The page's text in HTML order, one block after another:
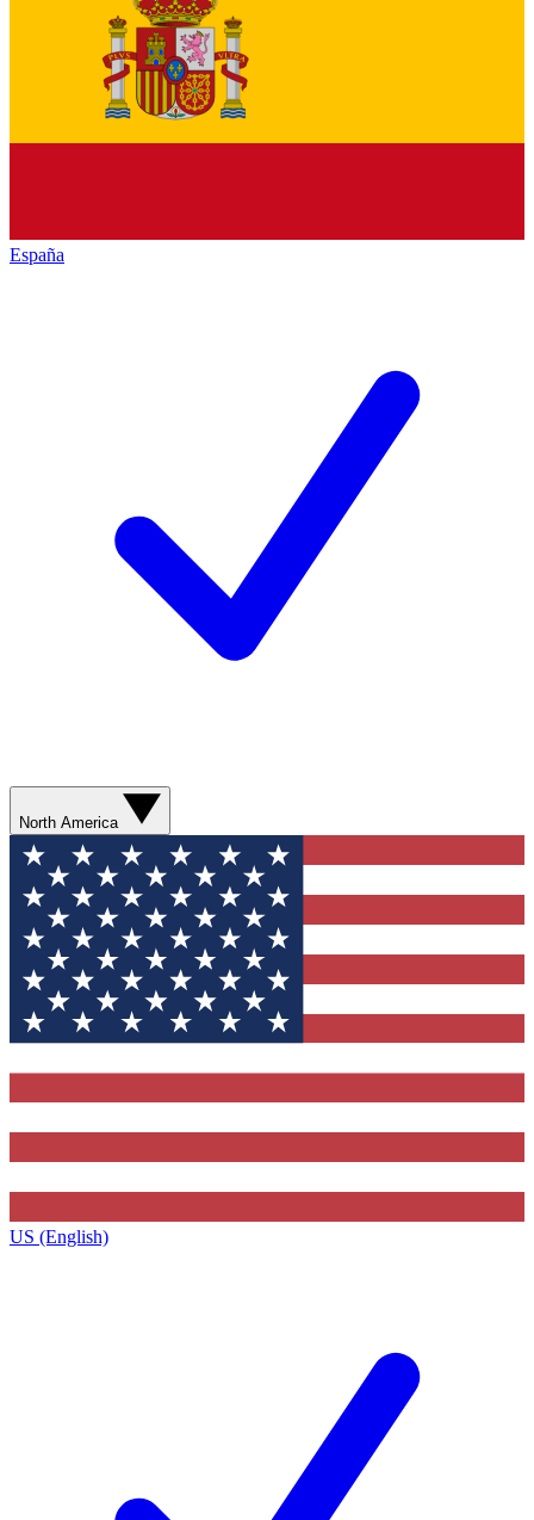
España
North America
US (English)